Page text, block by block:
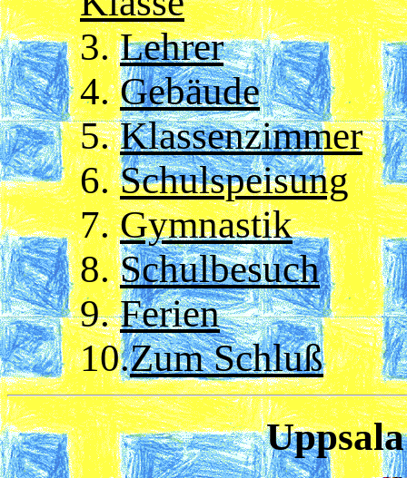
3.Lehrer
4.Gebäude
5.Klassenzimmer
6.Schulspeisung
7.Gymnastik
8.Schulbesuch
9.Ferien
10.Zum Schluß